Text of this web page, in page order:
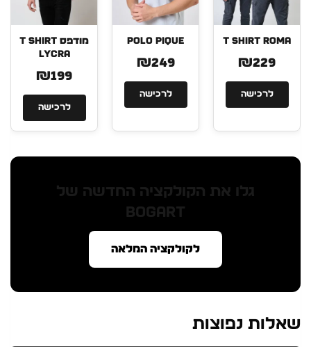
T SHIRT ROMA
₪229
לרכישה
POLO PIQUE
₪249
לרכישה
מודפס T SHIRT
LYCRA
₪199
לרכישה
גלו את הקולקציה החדשה של
BOGART
לקולקציה המלאה
שאלות נפוצות